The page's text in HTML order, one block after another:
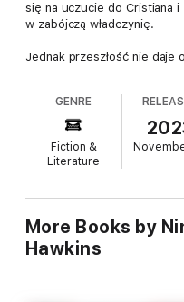
się na uczucie do Cristiana
w zabójczą władczynię.
Jednak przeszłość nie daje
na ogromne
zagrożenia małżonkowie
Brutalne rozgrywki karteli
co jest im drogie.
słabością Cristiana, i nie
Czy nowo odkryte uczucie
GENRE
Fiction &
Literature
More Books by
Hawkins